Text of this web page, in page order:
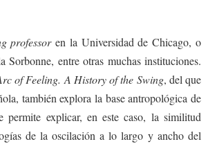
professoren la Universidad de Chicago, o
Sorbonne, entre otras muchas instituciones.
of Feeling. A History of the Swing, del que
también explora la base antropológica de
permite explicar, en este caso, la similitud
de la oscilación a lo largo y ancho del